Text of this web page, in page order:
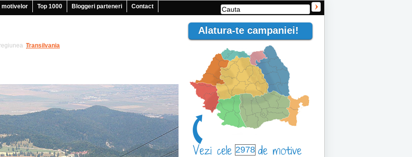
motivelor Top 1000 Bloggeri parteneri Contact
Transilvania
|
Alatura-te campaniei!
2978